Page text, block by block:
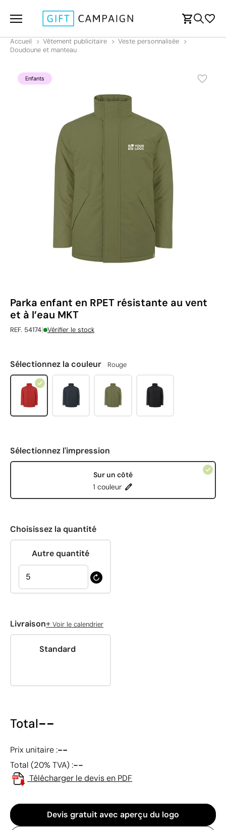
Accueil Vêtement publicitaire
Veste personnalisée
Doudoune et manteau
Enfants
Parka enfant en RPET résistante au vent
et à l’eau MKT
REF. 54174| Vérifier le stock
Sélectionnez la couleur Rouge
Sélectionnez l'impression
Sur un côté
1 couleur
Choisissez la quantité
Autre quantité
Livraison+ Voir le calendrier
Standard
Total--
Prix unitaire :--
Total (20% TVA) :--
Télécharger le devis en PDF
Devis gratuit avec aperçu du logo